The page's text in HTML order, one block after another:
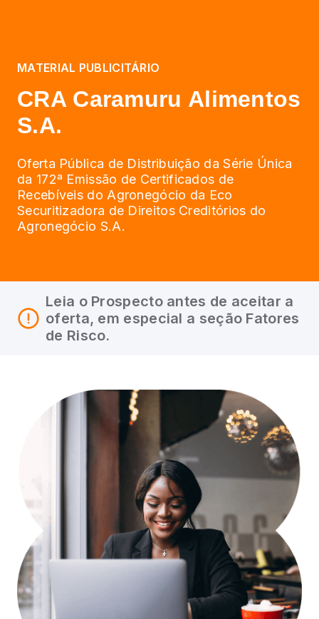
MATERIAL PUBLICITÁRIO
CRA Caramuru Alimentos
S.A.
Oferta Pública de Distribuição da Série Única
da 172ª Emissão de Certificados de
Recebíveis do Agronegócio da Eco
Securitizadora de Direitos Creditórios do
Agronegócio S.A.
Leia o Prospecto antes de aceitar a
oferta, em especial a seção Fatores
de Risco.